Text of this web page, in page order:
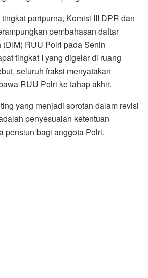
paripurna, Komisi III DPR dan
pembahasan daftar
RUU Polri pada Senin
tingkat I yang digelar di ruang
seluruh fraksi menyatakan
RUU Polri ke tahap akhir.
yang menjadi sorotan dalam revisi
penyesuaian ketentuan
pensiun bagi anggota Polri.